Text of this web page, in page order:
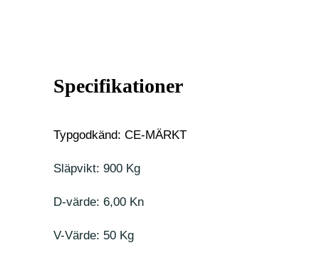
Specifikationer
Typgodkänd: CE-MÄRKT
Släpvikt: 900 Kg
D-värde: 6,00 Kn
V-Värde: 50 Kg